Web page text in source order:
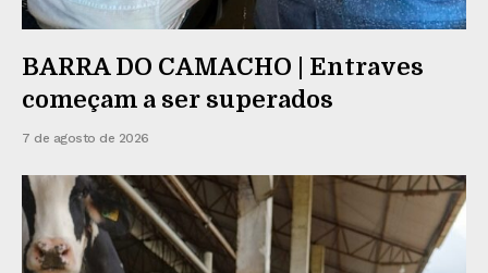
BARRA DO CAMACHO | Entraves
começam a ser superados
7 de agosto de 2026